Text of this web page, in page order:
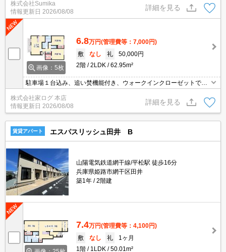
株式会社Sumika
情報更新日 2026/08/08
詳細を見る
画像：5枚
6.8万円(管理費等：7,000円)
敷
なし 礼
50,000円
2階
2LDK 62.95m²
駐車場１台込み、追い焚機能付き、ウォークインクローゼットで収
納便利。
株式会社家ログ 本店
情報更新日 2026/08/08
詳細を見る
賃貸アパート エスパスリッシュ田井 B
山陽電気鉄道網干線/平松駅 徒歩16分
兵庫県姫路市網干区田井
築1年
2階建
7.4万円(管理費等：4,100円)
敷
なし 礼
1ヶ月
1階
1LDK 50.01m²